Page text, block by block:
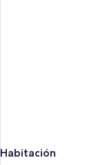
Habitación